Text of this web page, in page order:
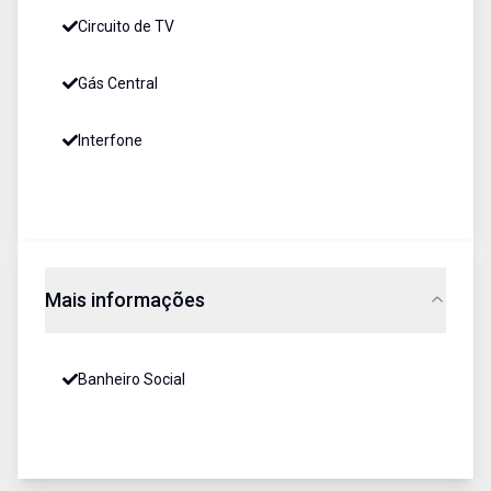
Circuito de TV
Gás Central
Interfone
Mais informações
Banheiro Social